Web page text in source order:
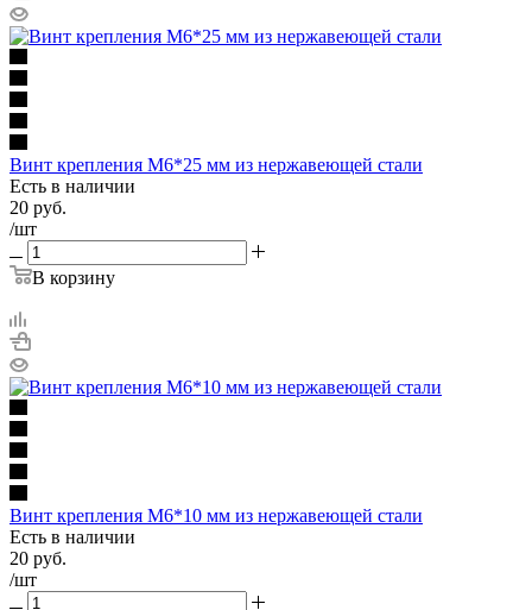
Винт крепления М6*25 мм из нержавеющей стали
Есть в наличии
20 руб.
/шт
В корзину
Винт крепления М6*10 мм из нержавеющей стали
Есть в наличии
20 руб.
/шт